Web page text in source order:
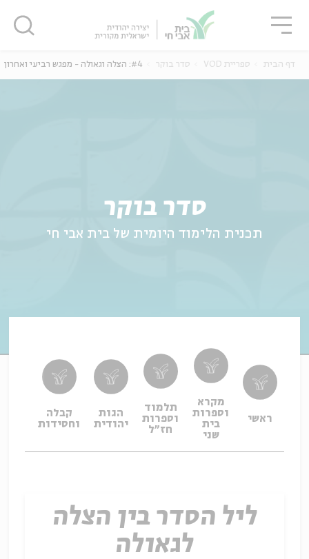
סדר בוקר
תכנית הלימוד היומית של בית אבי חי
דף הבית ספריית VOD סדר בוקר #4: הצלה וגאולה - מפגש רביעי ואחרון
ראשי
מקרא
וספרות
בית
שני
תלמוד
וספרות
חז"ל
הגות
יהודית
קבלה
וחסידות
ליל הסדר בין הצלה
לגאולה
סגור